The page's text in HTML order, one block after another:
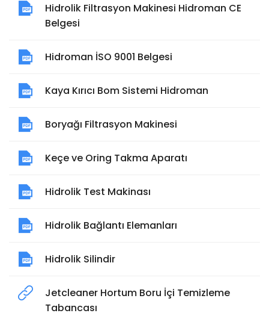
Hidrolik Filtrasyon Makinesi Hidroman CE
Belgesi
Hidroman İSO 9001 Belgesi
Kaya Kırıcı Bom Sistemi Hidroman
Boryağı Filtrasyon Makinesi
Keçe ve Oring Takma Aparatı
Hidrolik Test Makinası
Hidrolik Bağlantı Elemanları
Hidrolik Silindir
Jetcleaner Hortum Boru İçi Temizleme
Tabancası